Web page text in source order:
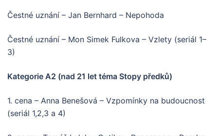
Čestné uznání – Jan Bernhard – Nepohoda
Čestné uznání – Mon Simek Fulkova – Vzlety (seriál 1–
3)
Kategorie A2 (nad 21 let téma Stopy předků)
1. cena – Anna Benešová – Vzpomínky na budoucnost
(seriál 1,2,3 a 4)